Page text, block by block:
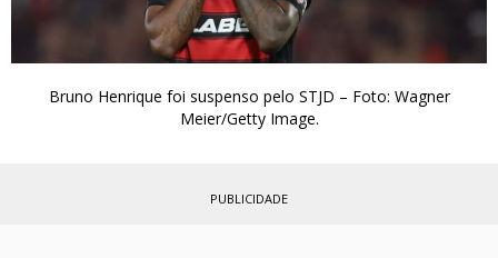
Bruno Henrique foi suspenso pelo STJD – Foto: Wagner
Meier/Getty Image.
PUBLICIDADE